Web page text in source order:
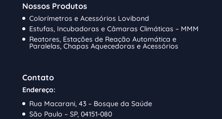
Nossos Produtos
Colorímetros e Acessórios Lovibond
Estufas, Incubadoras e Câmaras Climáticas – MMM
Reatores, Estações de Reação Automática e
Paralelas, Chapas Aquecedoras e Acessórios
Contato
Endereço:
Rua Macarani, 43 – Bosque da Saúde
São Paulo – SP, 04151-080